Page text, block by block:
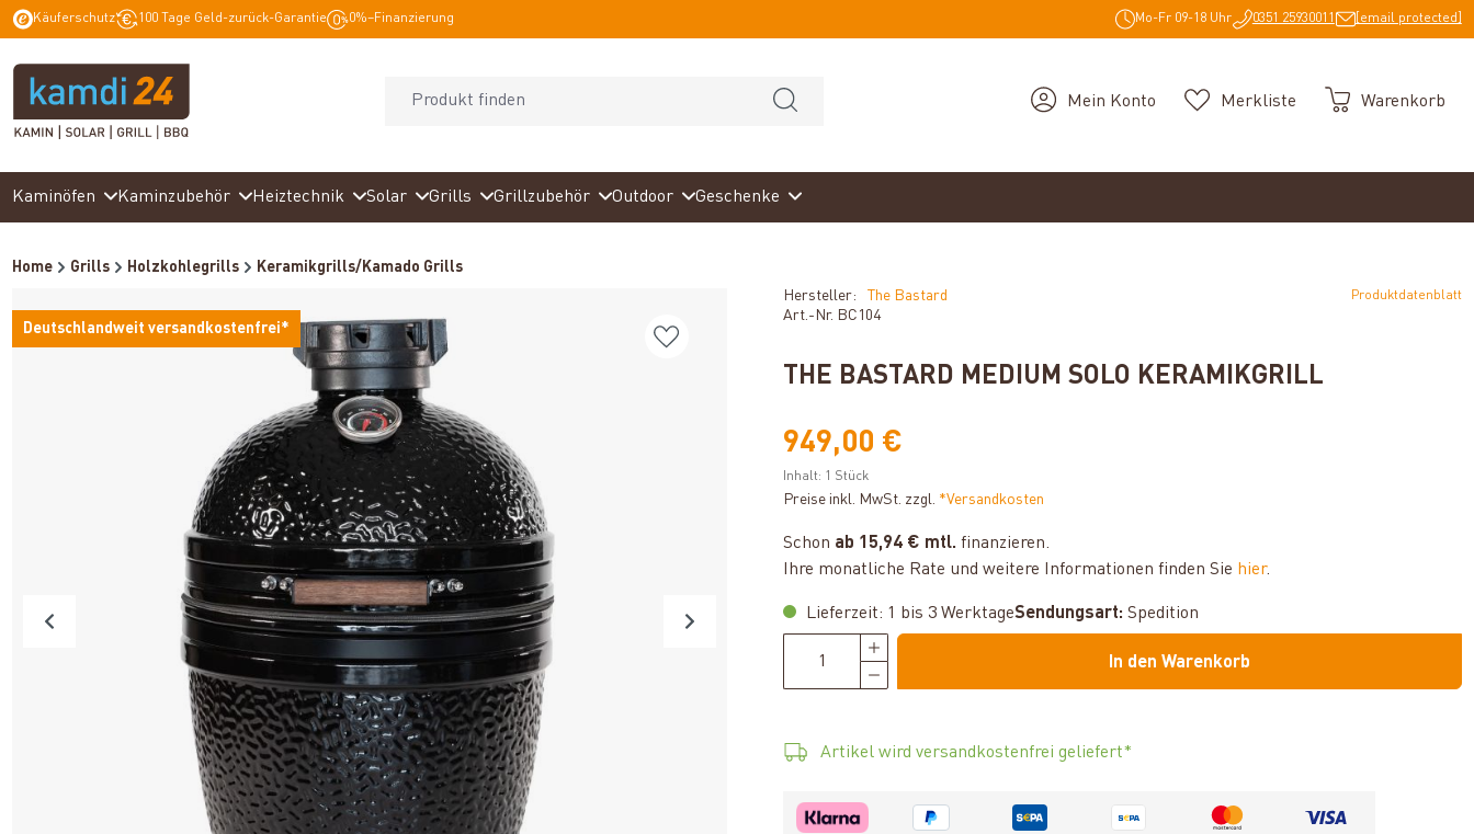
Zur Hauptnavigation springen
Käuferschutz 100 Tage Geld-zurück-Garantie 0%–Finanzierung Mo-Fr 09-18 Uhr 0351 25930011 [email protected]
Mein Konto Merkliste Warenkorb
Kaminöfen Kaminzubehör Heiztechnik Solar Grills Grillzubehör Outdoor Geschenke
Home Grills Holzkohlegrills Keramikgrills/Kamado Grills
Deutschlandweit versandkostenfrei*
Hersteller:
The Bastard
Art.-Nr. BC104
Produktdatenblatt
THE BASTARD MEDIUM SOLO KERAMIKGRILL
949,00 €
Inhalt: 1 Stück
Preise inkl. MwSt. zzgl. *Versandkosten
Schon ab 15,94 € mtl. finanzieren.
Ihre monatliche Rate und weitere Informationen finden Sie hier.
Lieferzeit: 1 bis 3 WerktageSendungsart: Spedition
In den Warenkorb
Artikel wird versandkostenfrei geliefert*